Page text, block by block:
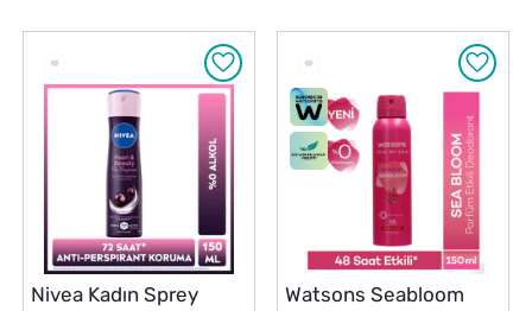
Nivea Kadın Sprey
Watsons Seabloom